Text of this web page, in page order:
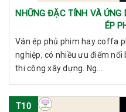
NHỮNG ĐẶC TÍNH VÀ ỨNG
ÉP
Ván ép phủ phim hay coffa
nghiệp, có nhiều ưu điểm
thi công xây dựng. Ng...
T10